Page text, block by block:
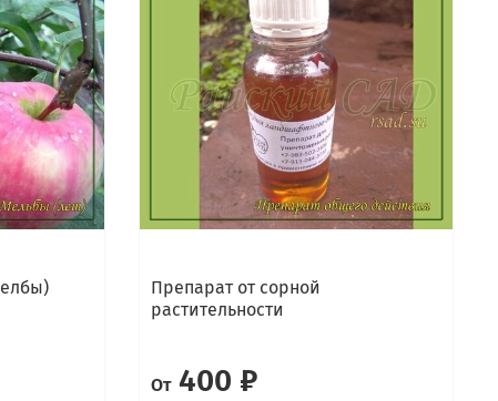
Препарат от сорной
растительности
От400 ₽